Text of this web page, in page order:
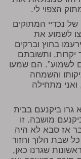
הצפוי לי.
נכדיי המתוקים
לשמוע את
בחוץ וברקים
יקרות, ותשובתם
לשמוע”. הם שמעו
והשמחה
ואני מתחילה
ביקנעם בבית
מושבה. זו
אז סבא לא היה
שבת הלוך וחזור
שגרנו כאן,